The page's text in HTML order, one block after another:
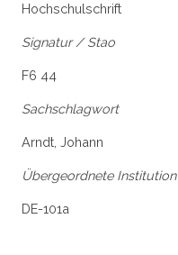
Hochschulschrift
Signatur / Stao
F6 44
Sachschlagwort
Arndt, Johann
Übergeordnete Institution
DE-101a